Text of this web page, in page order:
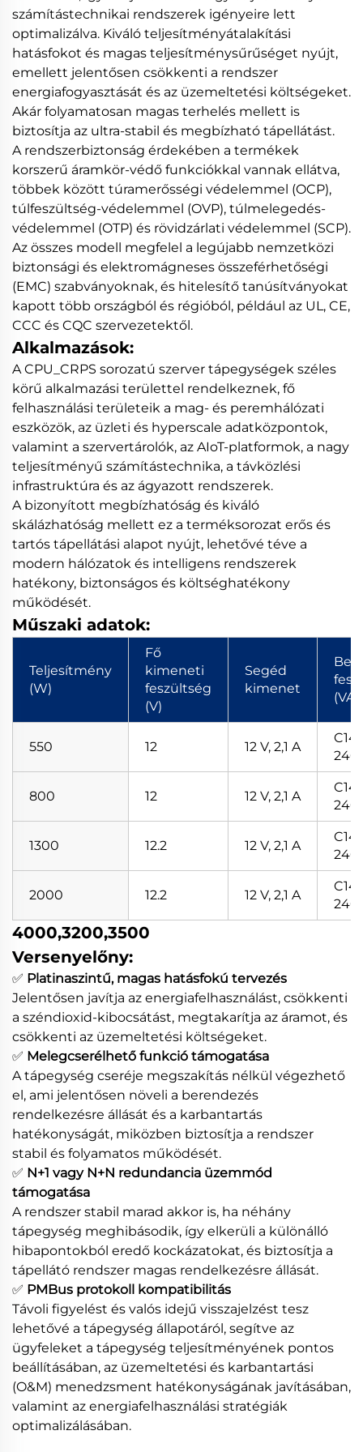
számítástechnikai rendszerek igényeire lett
optimalizálva. Kiváló teljesítményátalakítási
hatásfokot és magas teljesítménysűrűséget nyújt,
emellett jelentősen csökkenti a rendszer
energiafogyasztását és az üzemeltetési költségeket.
Akár folyamatosan magas terhelés mellett is
biztosítja az ultra-stabil és megbízható tápellátást.
A rendszerbiztonság érdekében a termékek
korszerű áramkör-védő funkciókkal vannak ellátva,
többek között túramerősségi védelemmel (OCP),
túlfeszültség-védelemmel (OVP), túlmelegedés-
védelemmel (OTP) és rövidzárlati védelemmel (SCP).
Az összes modell megfelel a legújabb nemzetközi
biztonsági és elektromágneses összeférhetőségi
(EMC) szabványoknak, és hitelesítő tanúsítványokat
kapott több országból és régióból, például az UL, CE,
CCC és CQC szervezetektől.
Alkalmazások:
A CPU_CRPS sorozatú szerver tápegységek széles
körű alkalmazási területtel rendelkeznek, fő
felhasználási területeik a mag- és peremhálózati
eszközök, az üzleti és hyperscale adatközpontok,
valamint a szervertárolók, az AIoT-platformok, a nagy
teljesítményű számítástechnika, a távközlési
infrastruktúra és az ágyazott rendszerek.
A bizonyított megbízhatóság és kiváló
skálázhatóság mellett ez a terméksorozat erős és
tartós tápellátási alapot nyújt, lehetővé téve a
modern hálózatok és intelligens rendszerek
hatékony, biztonságos és költséghatékony
működését.
Műszaki adatok:
Teljesítmény
(W)
Fő
kimeneti
feszültség
(V)
Segéd
kimenet
550 12 12 V, 2,1 A
240
800 12 12 V, 2,1 A
240
1300 12.2 12 V, 2,1 A
240
2000 12.2 12 V, 2,1 A
240
4000,3200,3500
Versenyelőny:
✅ Platinaszintű, magas hatásfokú tervezés
Jelentősen javítja az energiafelhasználást, csökkenti
a széndioxid-kibocsátást, megtakarítja az áramot, és
csökkenti az üzemeltetési költségeket.
✅ Melegcserélhető funkció támogatása
A tápegység cseréje megszakítás nélkül végezhető
el, ami jelentősen növeli a berendezés
rendelkezésre állását és a karbantartás
hatékonyságát, miközben biztosítja a rendszer
stabil és folyamatos működését.
✅ N+1 vagy N+N redundancia üzemmód
támogatása
A rendszer stabil marad akkor is, ha néhány
tápegység meghibásodik, így elkerüli a különálló
hibapontokból eredő kockázatokat, és biztosítja a
tápellátó rendszer magas rendelkezésre állását.
✅ PMBus protokoll kompatibilitás
Távoli figyelést és valós idejű visszajelzést tesz
lehetővé a tápegység állapotáról, segítve az
ügyfeleket a tápegység teljesítményének pontos
beállításában, az üzemeltetési és karbantartási
(O&M) menedzsment hatékonyságának javításában,
valamint az energiafelhasználási stratégiák
optimalizálásában.